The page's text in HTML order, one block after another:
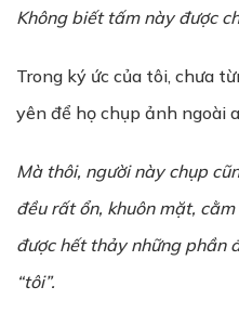
Không biết tấm này được ch
Trong ký ức của tôi, chưa
yên để họ chụp ảnh ngoài
Mà thôi, người này chụp
đều rấtổn, khuôn mặt, cằm
được hết thảy những phần
“tôi”.